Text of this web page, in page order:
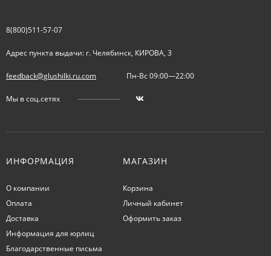
8(800)511-57-07
Адрес пункта выдачи: г. Челябинск, КИРОВА, 3
feedback@glushilki.ru.com Пн-Вс 09:00—22:00
Мы в соц.сетях
ИНФОРМАЦИЯ
О компании
Оплата
Доставка
Информация для юрлиц
Благодарственные письма
МАГАЗИН
Корзина
Личный кабинет
Оформить заказ